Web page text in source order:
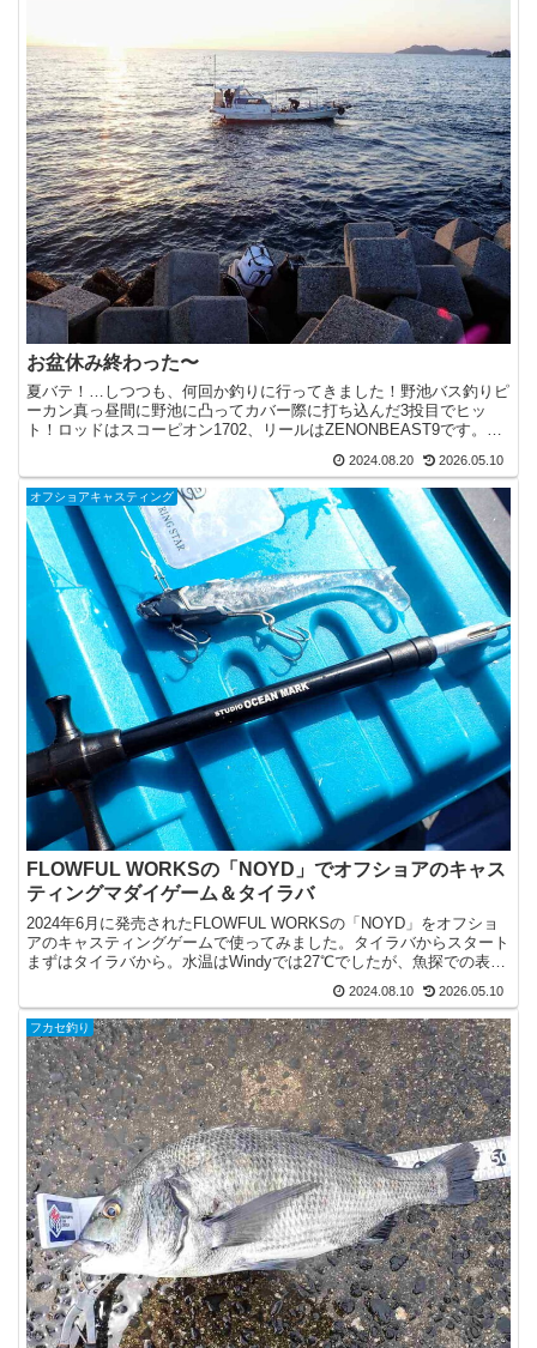
お盆休み終わった〜
夏バテ！…しつつも、何回か釣りに行ってきました！野池バス釣りピ
ーカン真っ昼間に野池に凸ってカバー際に打ち込んだ3投目でヒッ
ト！ロッドはスコーピオン1702、リールはZENONBEAST9です。ラ
2024.08.20 2026.05.10
オフショアキャスティング
FLOWFUL WORKSの「NOYD」でオフショアのキャス
ティングマダイゲーム＆タイラバ
2024年6月に発売されたFLOWFUL WORKSの「NOYD」をオフショ
アのキャスティングゲームで使ってみました。タイラバからスタート
まずはタイラバから。水温はWindyでは27℃でしたが、魚探での表層
2024.08.10 2026.05.10
フカセ釣り